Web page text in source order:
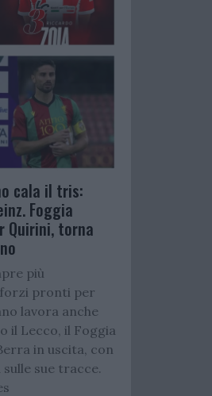
cala il tris:
Foggia
Quirini, torna
più
pronti per
lavora anche
il Lecco, il Foggia
in uscita, con
sue tracce.